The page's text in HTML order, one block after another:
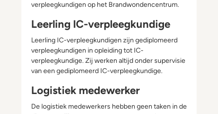
verpleegkundigen op het Brandwondencentrum.
Leerling IC-verpleegkundige
Leerling IC-verpleegkundigen zijn gediplomeerd
verpleegkundigen in opleiding tot IC-
verpleegkundige. Zij werken altijd onder supervisie
van een gediplomeerd IC-verpleegkundige.
Logistiek medewerker
De logistiek medewerkers hebben geen taken in de